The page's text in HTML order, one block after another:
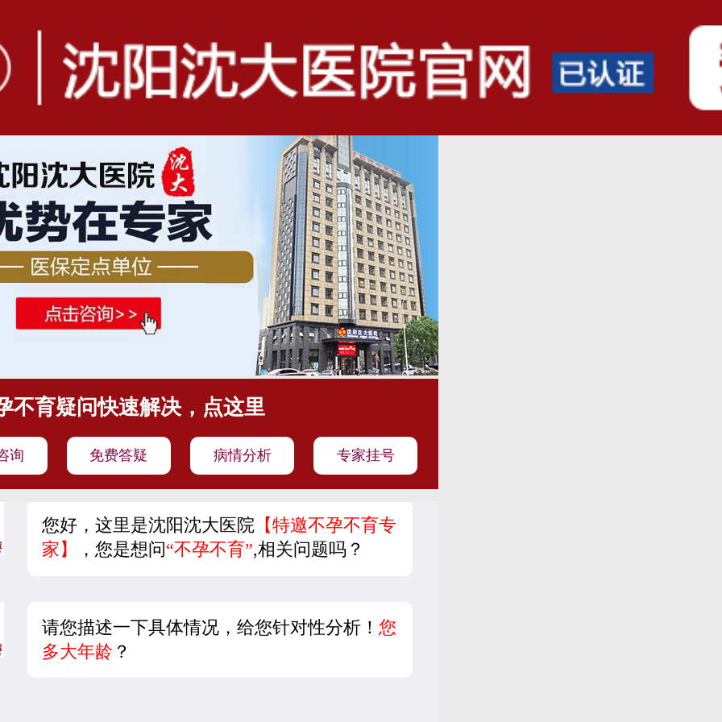
不育疑问快速解决，点这里
询 免费答疑 病情分析 专家挂号
您好，这里是沈阳沈大医院【特邀不孕不育专
家】
，您是想问“不孕不育”,相关问题吗？
请您描述一下具体情况，给您针对性分析！ 您
多大年龄 ？